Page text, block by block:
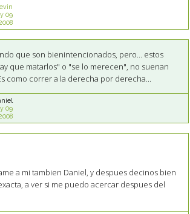
09
que son bienintencionados, pero... estos
que matarlos" o "se lo merecen", no suenan
como correr a la derecha por derecha...
09
a mi tambien Daniel, y despues decinos bien
a ver si me puedo acercar despues del